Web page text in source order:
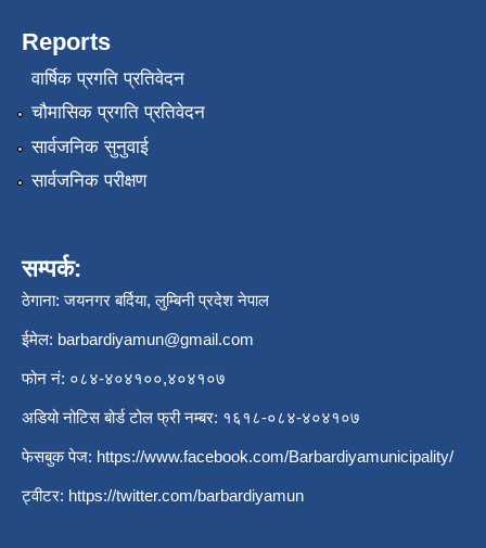
Reports
वार्षिक प्रगति प्रतिवेदन
चौमासिक प्रगति प्रतिवेदन
सार्वजनिक सुनुवाई
सार्वजनिक परीक्षण
सम्पर्क:
ठेगाना: जयनगर बर्दिया, लुम्बिनी प्रदेश नेपाल
ईमेल: barbardiyamun@gmail.com
फोन नं: ०८४-४०४१००,४०४१०७
अडियो नोटिस बोर्ड टोल फ्री नम्बर: १६१८-०८४-४०४१०७
फेसबुक पेज: https://www.facebook.com/Barbardiyamunicipality/
ट्वीटर: https://twitter.com/barbardiyamun